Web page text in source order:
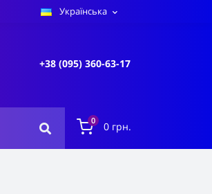
Українська
+38 (095) 360-63-17
0 0 грн.